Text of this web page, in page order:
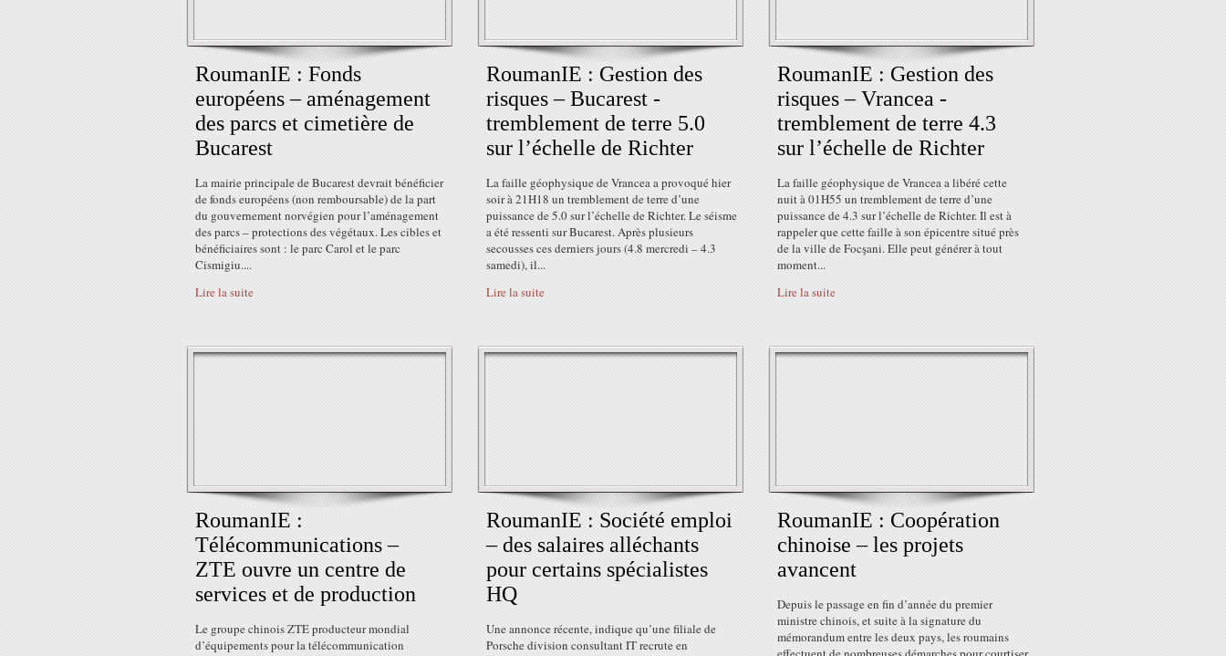
RoumanIE : Fonds
européens – aménagement
des parcs et cimetière de
Bucarest
La mairie principale de Bucarest devrait bénéficier
de fonds européens (non remboursable) de la part
du gouvernement norvégien pour l’aménagement
des parcs – protections des végétaux. Les cibles et
bénéficiaires sont : le parc Carol et le parc
Cismigiu....
Lire la suite
RoumanIE : Gestion des
risques – Bucarest -
tremblement de terre 5.0
sur l’échelle de Richter
La faille géophysique de Vrancea a provoqué hier
soir à 21H18 un tremblement de terre d’une
puissance de 5.0 sur l’échelle de Richter. Le séisme
a été ressenti sur Bucarest. Après plusieurs
secousses ces derniers jours (4.8 mercredi – 4.3
samedi), il...
Lire la suite
RoumanIE : Gestion des
risques – Vrancea -
tremblement de terre 4.3
sur l’échelle de Richter
La faille géophysique de Vrancea a libéré cette
nuit à 01H55 un tremblement de terre d’une
puissance de 4.3 sur l’échelle de Richter. Il est à
rappeler que cette faille à son épicentre situé près
de la ville de Focşani. Elle peut générer à tout
moment...
Lire la suite
RoumanIE :
Télécommunications –
ZTE ouvre un centre de
services et de production
Le groupe chinois ZTE producteur mondial
d’équipements pour la télécommunication
RoumanIE : Société emploi
– des salaires alléchants
pour certains spécialistes
HQ
Une annonce récente, indique qu’une filiale de
Porsche division consultant IT recrute en
RoumanIE : Coopération
chinoise – les projets
avancent
Depuis le passage en fin d’année du premier
ministre chinois, et suite à la signature du
mémorandum entre les deux pays, les roumains